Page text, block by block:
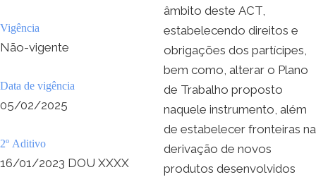
Vigência
Não-vigente
Data de vigência
05/02/2025
2º Aditivo
16/01/2023 DOU XXXX
âmbito deste ACT,
estabelecendo direitos e
obrigações dos partícipes,
bem como, alterar o Plano
de Trabalho proposto
naquele instrumento, além
de estabelecer fronteiras na
derivação de novos
produtos desenvolvidos